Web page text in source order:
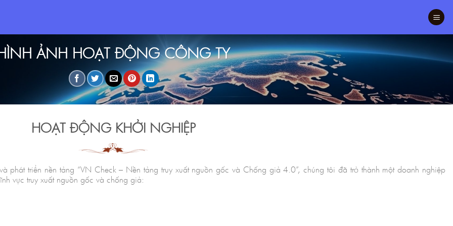
ẢNH HOẠT ĐỘNG CÔNG TY
HOẠT ĐỘNG KHỞI NGHIỆP
phát triển nền tảng “VN Check – Nền tảng truy xuất nguồn gốc và Chống giả 4.0”, chúng tôi đã trở thành một doanh nghiệp
vực truy xuất nguồn gốc và chống giả: